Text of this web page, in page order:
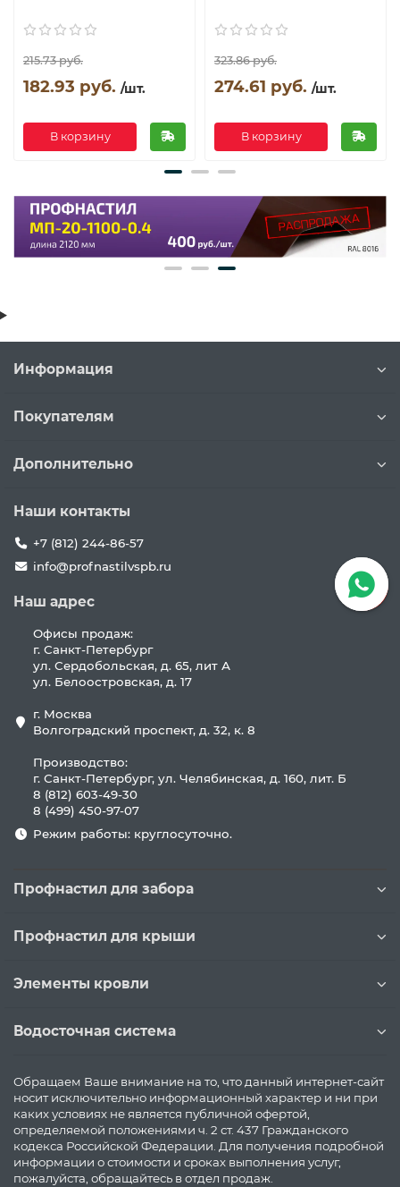
215.73 руб.
182.93 руб. /шт.
В корзину
323.86 руб.
274.61 руб. /шт.
В корзину
Информация
Покупателям
Дополнительно
Наши контакты
+7 (812) 244-86-57
info@profnastilvspb.ru
Наш адрес
Офисы продаж:
г. Санкт-Петербург
ул. Сердобольская, д. 65, лит А
ул. Белоостровская, д. 17
г. Москва
Волгоградский проспект, д. 32, к. 8
Производство:
г. Санкт-Петербург, ул. Челябинская, д. 160, лит. Б
8 (812) 603-49-30
8 (499) 450-97-07
Режим работы: круглосуточно.
Профнастил для забора
Профнастил для крыши
Элементы кровли
Водосточная система
Обращаем Ваше внимание на то, что данный интернет-сайт
носит исключительно информационный характер и ни при
каких условиях не является публичной офертой,
определяемой положениями ч. 2 ст. 437 Гражданского
кодекса Российской Федерации. Для получения подробной
информации о стоимости и сроках выполнения услуг,
пожалуйста, обращайтесь в отдел продаж.